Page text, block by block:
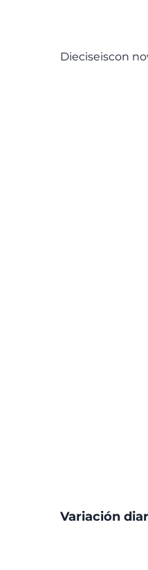
Dieciseiscon
Variación